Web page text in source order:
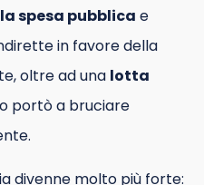
spesa pubblica e
in favore della
oltre ad una lotta
portò a bruciare
divenne molto più forte: